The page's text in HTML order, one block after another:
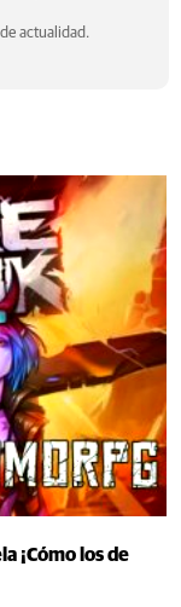
actualidad.
¡Cómo los de